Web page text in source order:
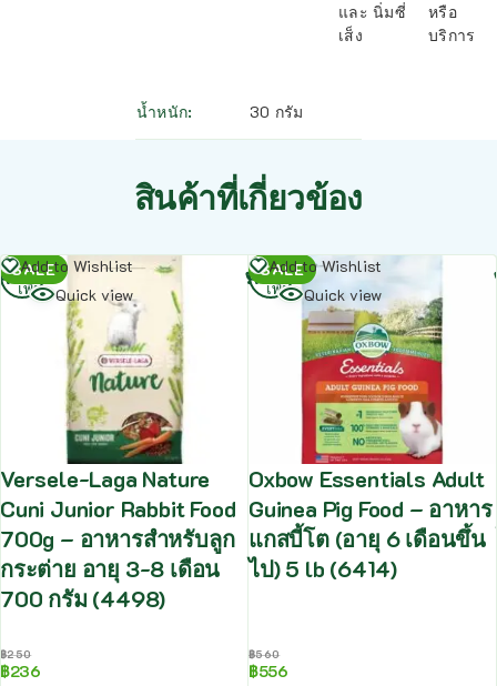
และ นิ่มซี่
เส็ง
หรือ
บริการ
น้ำหนัก 30 กรัม
สินค้าที่เกี่ยวข้อง
SALE
Add to Wishlist
Quick view
Versele-Laga Nature
Cuni Junior Rabbit Food
700g – อาหารสำหรับลูก
กระต่าย อายุ 3-8 เดือน
700 กรัม (4498)
฿250
฿236
อ่าน
เพิ่ม
SALE
Add to Wishlist
Quick view
Oxbow Essentials Adult
Guinea Pig Food – อาหาร
แกสบี้โต (อายุ 6 เดือนขึ้น
ไป) 5 lb (6414)
฿560
฿556
อ่าน
เพิ่ม